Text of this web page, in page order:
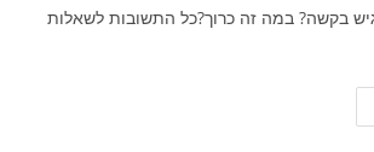
בקשה? במה זה כרוך?כל התשובות לשאלות